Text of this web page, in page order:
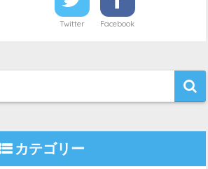
Twitter Facebook
カテゴリー